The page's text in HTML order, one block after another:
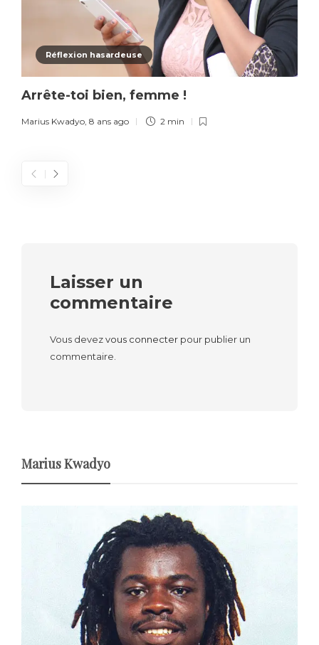
Réflexion hasardeuse
Arrête-toi bien, femme !
Marius Kwadyo, 8 ans ago 2 min
Laisser un
commentaire
Vous devezvous connecter pour publier un
commentaire.
Marius Kwadyo